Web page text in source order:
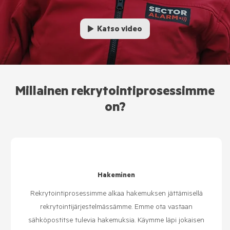
Katso video
Millainen rekrytointiprosessimme
on?
Hakeminen
Rekrytointiprosessimme alkaa hakemuksen jättämisellä
rekrytointijärjestelmässämme. Emme ota vastaan
sähköpostitse tulevia hakemuksia. Käymme läpi jokaisen